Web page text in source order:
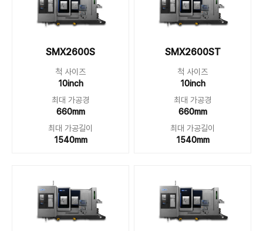
SMX2600S
척 사이즈
10inch
최대 가공경
660mm
최대 가공길이
1540mm
SMX2600ST
척 사이즈
10inch
최대 가공경
660mm
최대 가공길이
1540mm